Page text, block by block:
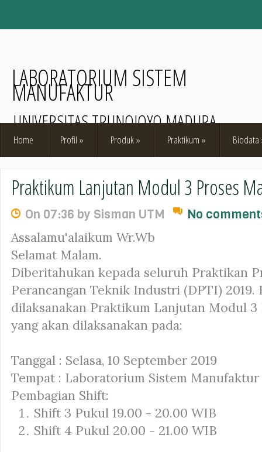
LABORATORIUM SISTEM
MANUFAKTUR
UNIVERSITAS TRUNOJOYO MADURA
Home Profil » Produk» Praktikum » Biodata
Praktikum Lanjutan Modul 3 Proses
On 07:36 by Sisman UTM No
Assalamu'alaikum Wr.Wb
Selamat Malam.
Diberitahukan kepada seluruh Praktikan
Perancangan Teknik Industri (DPTI) 2019.
dilaksanakan Praktikum Lanjutan Modul
yang akan dilaksanakan pada:
Tanggal : Selasa, 10 September 2019
Tempat : Laboratorium Sistem Manufaktur
Pembagian Shift:
Shift 3 Pukul 19.00 - 20.00 WIB
Shift 4 Pukul 20.00 - 21.00 WIB